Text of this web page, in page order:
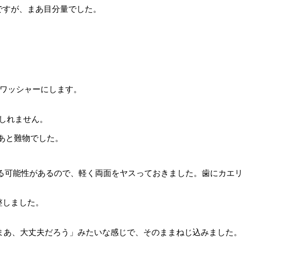
が、まあ目分量でした。
ッシャーにします。
れません。
難物でした。
能性があるので、軽く両面をヤスっておきました。歯にカエリ
ました。
、大丈夫だろう」みたいな感じで、そのままねじ込みました。